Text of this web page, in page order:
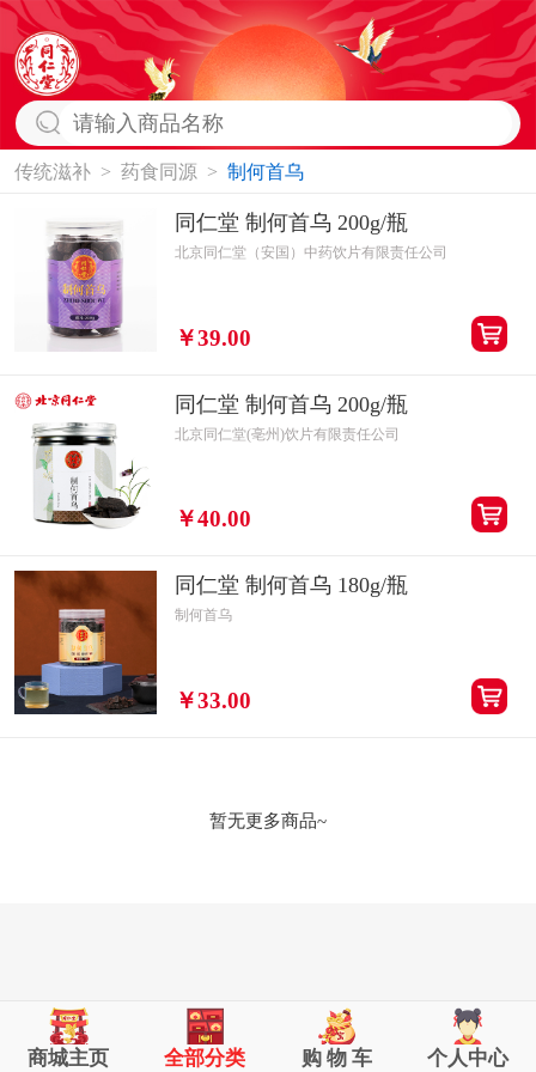
传统滋补> 药食同源 > 制何首乌
同仁堂 制何首乌 200g/瓶
北京同仁堂（安国）中药饮片有限责任公司
￥39.00
同仁堂 制何首乌 200g/瓶
北京同仁堂(亳州)饮片有限责任公司
￥40.00
同仁堂 制何首乌 180g/瓶
制何首乌
￥33.00
暂无更多商品~
商城主页 全部分类 购 物 车 个人中心